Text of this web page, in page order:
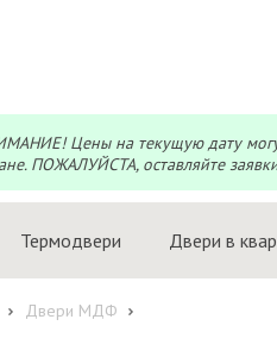
Цены на текущую дату
ПОЖАЛУЙСТА, оставляйте
Термодвери Двери в
Двери МДФ